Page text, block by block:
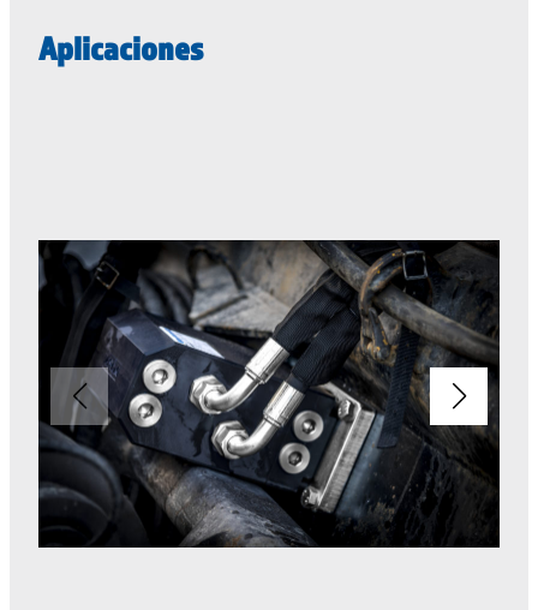
Aplicaciones